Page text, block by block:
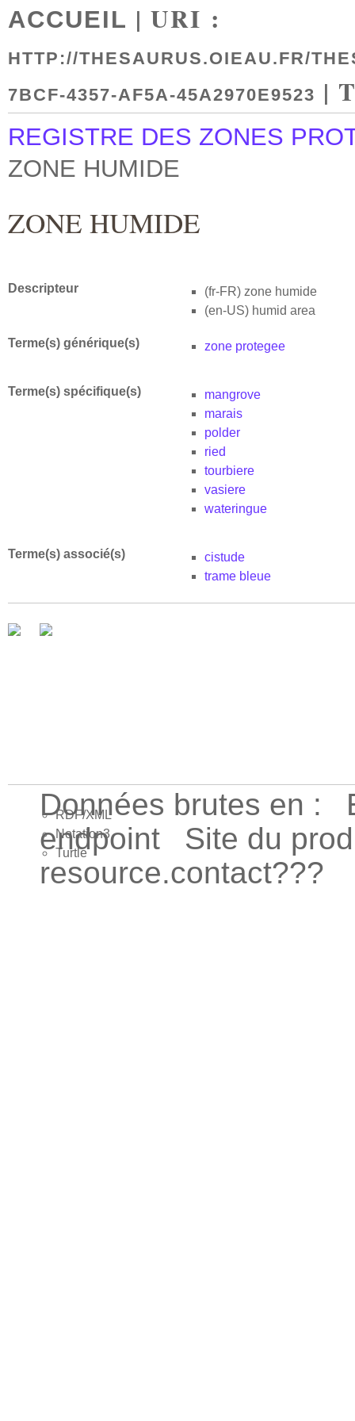
ACCUEIL | URI :
HTTP://THESAURUS.OIEAU.FR/
7BCF-4357-AF5A-45A2970E9523 |
REGISTRE DES ZONES
ZONE HUMIDE
ZONE HUMIDE
Descripteur (fr-FR) zone humide
(en-US) humid area
Terme(s) générique(s) zone protegee
Terme(s) spécifique(s)
mangrove
marais
polder
ried
tourbiere
vasiere
wateringue
Terme(s) associé(s)
cistude
trame bleue
Données brutes en :
RDF/XML
Notation3
Turtle
endpoint
Site du
resource.contact???